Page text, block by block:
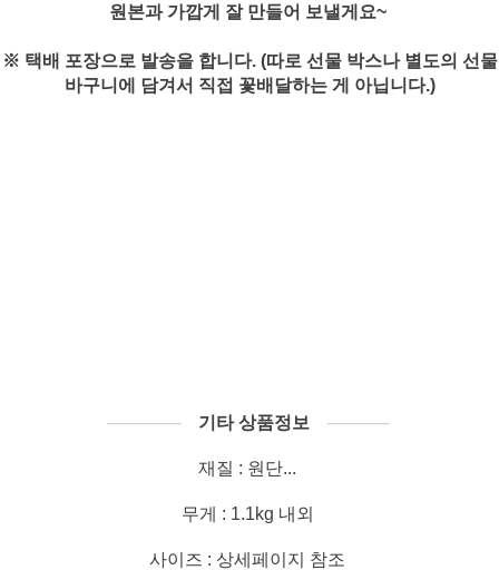
원본과 가깝게 잘 만들어 보낼게요~
※ 택배 포장으로 발송을 합니다. (따로 선물 박스나 별도의 선물
바구니에 담겨서 직접 꽃배달하는 게 아닙니다.)
────── 기타 상품정보 ─────
재질 : 원단...
무게 : 1.1kg 내외
사이즈 : 상세페이지 참조